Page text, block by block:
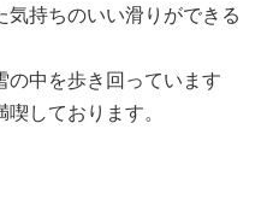
気持ちのいい滑りができる
の中を歩き回っています
しております。